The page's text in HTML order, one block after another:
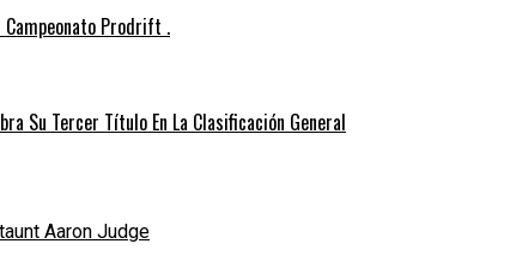
Campeonato Prodrift .
Su Tercer Título En La Clasificación General
Aaron Judge